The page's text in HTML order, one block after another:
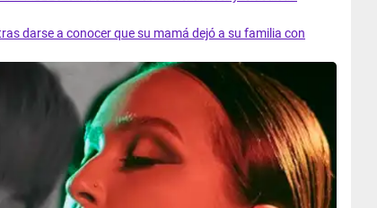
darse a conocer que su mamá dejó a su familia con